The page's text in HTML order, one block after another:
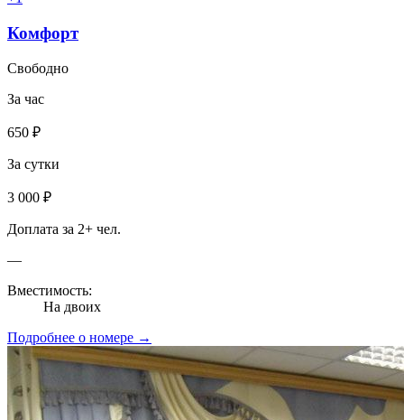
Комфорт
Свободно
За час
650 ₽
За сутки
3 000 ₽
Доплата за 2+ чел.
—
Вместимость:
На двоих
Подробнее о номере →